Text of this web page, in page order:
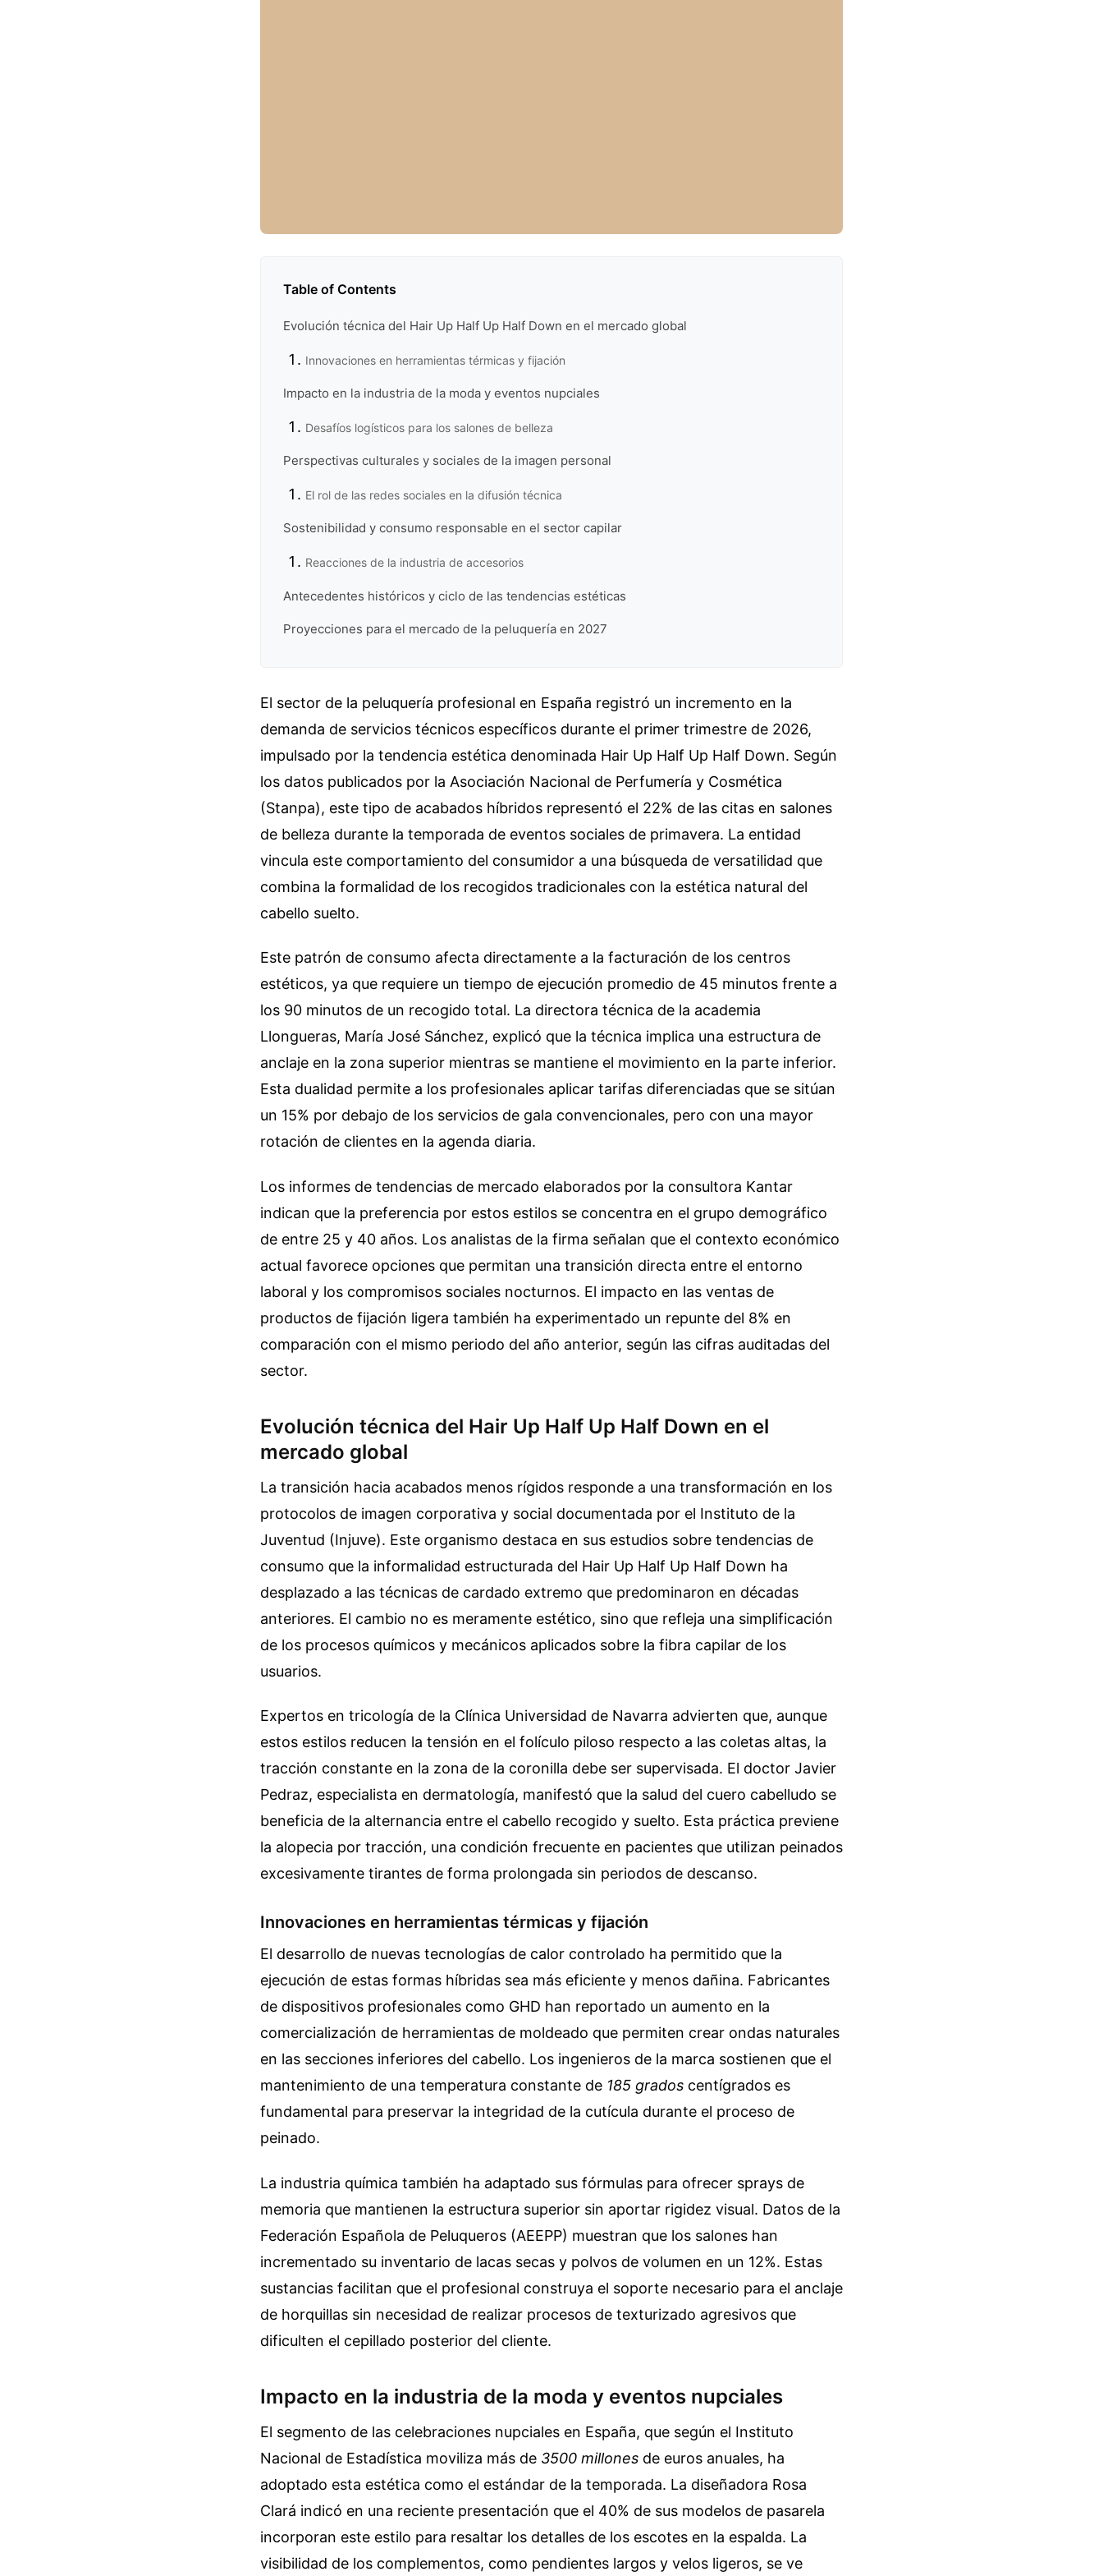
Table of Contents
Evolución técnica del Hair Up Half Up Half Down en el mercado global
Innovaciones en herramientas térmicas y fijación
Impacto en la industria de la moda y eventos nupciales
Desafíos logísticos para los salones de belleza
Perspectivas culturales y sociales de la imagen personal
El rol de las redes sociales en la difusión técnica
Sostenibilidad y consumo responsable en el sector capilar
Reacciones de la industria de accesorios
Antecedentes históricos y ciclo de las tendencias estéticas
Proyecciones para el mercado de la peluquería en 2027
El sector de la peluquería profesional en España registró un incremento en la
demanda de servicios técnicos específicos durante el primer trimestre de 2026,
impulsado por la tendencia estética denominada Hair Up Half Up Half Down. Según
los datos publicados por la Asociación Nacional de Perfumería y Cosmética
(Stanpa), este tipo de acabados híbridos representó el 22% de las citas en salones
de belleza durante la temporada de eventos sociales de primavera. La entidad
vincula este comportamiento del consumidor a una búsqueda de versatilidad que
combina la formalidad de los recogidos tradicionales con la estética natural del
cabello suelto.
Este patrón de consumo afecta directamente a la facturación de los centros
estéticos, ya que requiere un tiempo de ejecución promedio de 45 minutos frente a
los 90 minutos de un recogido total. La directora técnica de la academia
Llongueras, María José Sánchez, explicó que la técnica implica una estructura de
anclaje en la zona superior mientras se mantiene el movimiento en la parte inferior.
Esta dualidad permite a los profesionales aplicar tarifas diferenciadas que se sitúan
un 15% por debajo de los servicios de gala convencionales, pero con una mayor
rotación de clientes en la agenda diaria.
Los informes de tendencias de mercado elaborados por la consultora Kantar
indican que la preferencia por estos estilos se concentra en el grupo demográfico
de entre 25 y 40 años. Los analistas de la firma señalan que el contexto económico
actual favorece opciones que permitan una transición directa entre el entorno
laboral y los compromisos sociales nocturnos. El impacto en las ventas de
productos de fijación ligera también ha experimentado un repunte del 8% en
comparación con el mismo periodo del año anterior, según las cifras auditadas del
sector.
Evolución técnica del Hair Up Half Up Half Down en el
mercado global
La transición hacia acabados menos rígidos responde a una transformación en los
protocolos de imagen corporativa y social documentada por el Instituto de la
Juventud (Injuve). Este organismo destaca en sus estudios sobre tendencias de
consumo que la informalidad estructurada del Hair Up Half Up Half Down ha
desplazado a las técnicas de cardado extremo que predominaron en décadas
anteriores. El cambio no es meramente estético, sino que refleja una simplificación
de los procesos químicos y mecánicos aplicados sobre la fibra capilar de los
usuarios.
Expertos en tricología de la Clínica Universidad de Navarra advierten que, aunque
estos estilos reducen la tensión en el folículo piloso respecto a las coletas altas, la
tracción constante en la zona de la coronilla debe ser supervisada. El doctor Javier
Pedraz, especialista en dermatología, manifestó que la salud del cuero cabelludo se
beneficia de la alternancia entre el cabello recogido y suelto. Esta práctica previene
la alopecia por tracción, una condición frecuente en pacientes que utilizan peinados
excesivamente tirantes de forma prolongada sin periodos de descanso.
Innovaciones en herramientas térmicas y fijación
El desarrollo de nuevas tecnologías de calor controlado ha permitido que la
ejecución de estas formas híbridas sea más eficiente y menos dañina. Fabricantes
de dispositivos profesionales como GHD han reportado un aumento en la
comercialización de herramientas de moldeado que permiten crear ondas naturales
en las secciones inferiores del cabello. Los ingenieros de la marca sostienen que el
mantenimiento de una temperatura constante de 185 grados centígrados es
fundamental para preservar la integridad de la cutícula durante el proceso de
peinado.
La industria química también ha adaptado sus fórmulas para ofrecer sprays de
memoria que mantienen la estructura superior sin aportar rigidez visual. Datos de la
Federación Española de Peluqueros (AEEPP) muestran que los salones han
incrementado su inventario de lacas secas y polvos de volumen en un 12%. Estas
sustancias facilitan que el profesional construya el soporte necesario para el anclaje
de horquillas sin necesidad de realizar procesos de texturizado agresivos que
dificulten el cepillado posterior del cliente.
Impacto en la industria de la moda y eventos nupciales
El segmento de las celebraciones nupciales en España, que según el Instituto
Nacional de Estadística moviliza más de 3500 millones de euros anuales, ha
adoptado esta estética como el estándar de la temporada. La diseñadora Rosa
Clará indicó en una reciente presentación que el 40% de sus modelos de pasarela
incorporan este estilo para resaltar los detalles de los escotes en la espalda. La
visibilidad de los complementos, como pendientes largos y velos ligeros, se ve